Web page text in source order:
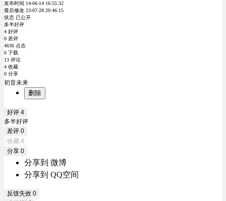
发布时间 14-06-14 16:55:32
最后修改 23-07-28 20:46:15
状态 已公开
多半好评
4 好评
0 差评
4636 点击
6 下载
13 评论
4 收藏
0 分享
初音未来
删除
好评 4
多半好评
差评 0
收藏 4
分享 0
分享到 微博
分享到 QQ空间
反馈失效 0